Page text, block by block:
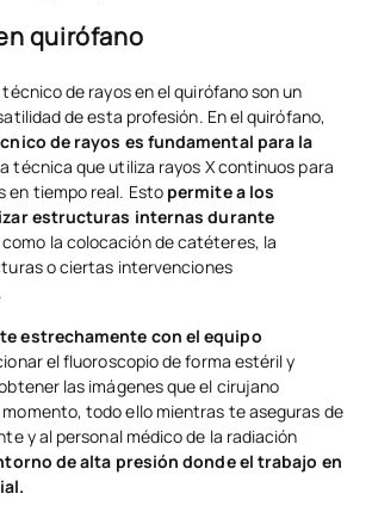
quirófano
de rayos en el quirófano son un
de esta profesión. En el quirófano,
de rayos es fundamental para la
técnica que utiliza rayos X continuos para
en tiempo real. Estopermite a los
estructuras internas durante
como la colocación de catéteres, la
o ciertas intervenciones
estrechamente con el equipo
el fluoroscopio de forma estéril y
las imágenes que el cirujano
todo ello mientras te aseguras de
y al personal médico de la radiación
de alta presión donde el trabajo en